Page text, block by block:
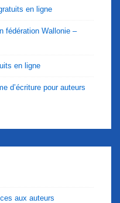
en ligne
fédération Wallonie –
en ligne
d’écriture pour auteurs
aux auteurs